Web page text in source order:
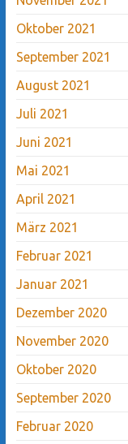
Oktober 2021
September 2021
August 2021
Juli 2021
Juni 2021
Mai 2021
April 2021
März 2021
Februar 2021
Januar 2021
Dezember 2020
November 2020
Oktober 2020
September 2020
Februar 2020